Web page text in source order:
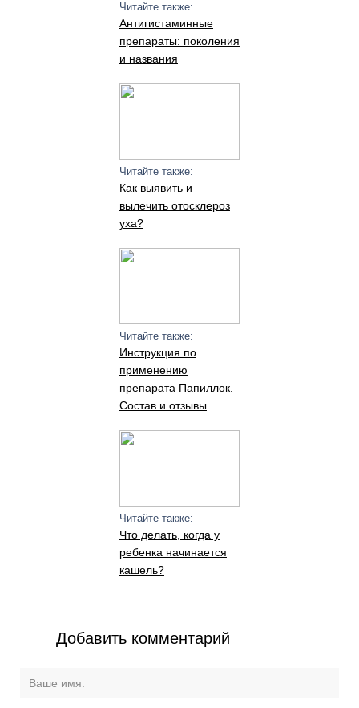
Читайте также:
Антигистаминные
препараты: поколения
и названия
Читайте также:
Как выявить и
вылечить отосклероз
уха?
Читайте также:
Инструкция по
применению
препарата Папиллок.
Состав и отзывы
Читайте также:
Что делать, когда у
ребенка начинается
кашель?
Добавить комментарий